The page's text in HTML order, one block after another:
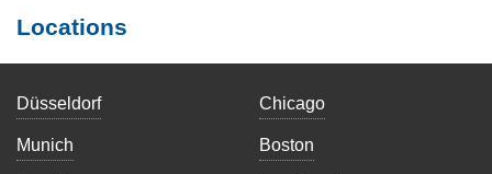
Locations
Düsseldorf
Munich
Chicago
Boston